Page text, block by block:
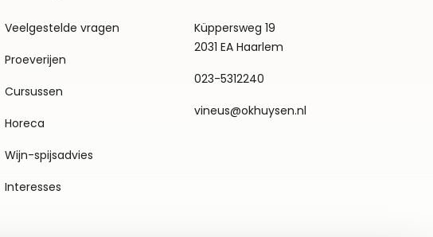
Veelgestelde vragen
Proeverijen
Cursussen
Horeca
Wijn-spijsadvies
Interesses
Küppersweg 19
2031 EA Haarlem
023-5312240
vineus@okhuysen.nl